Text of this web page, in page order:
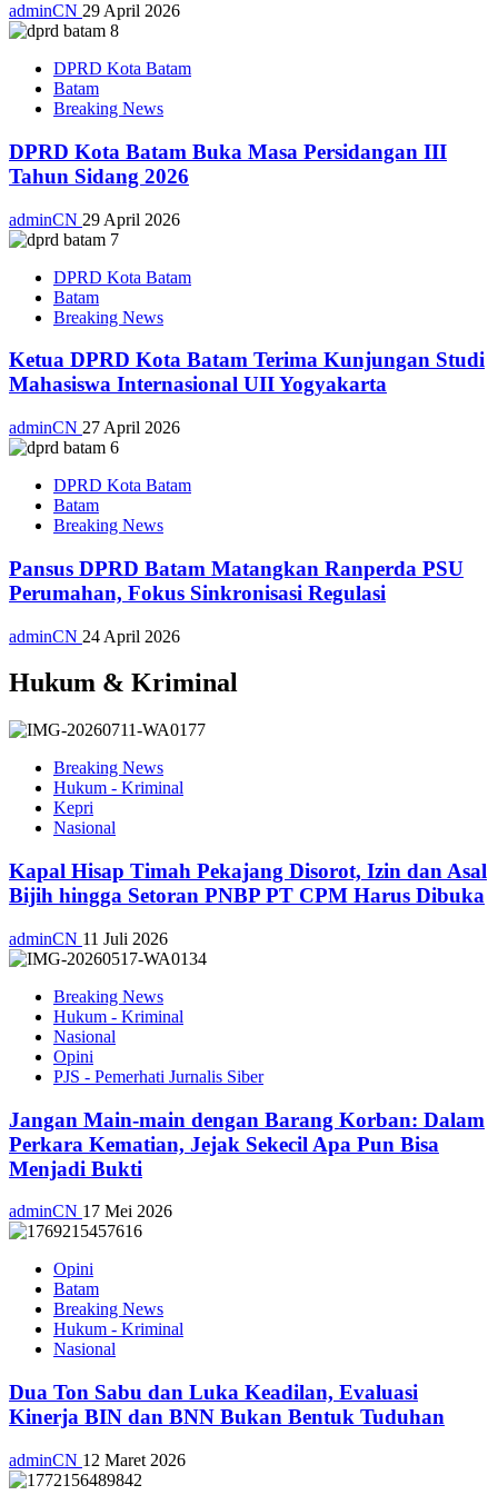
adminCN 29 April 2026
DPRD Kota Batam
Batam
Breaking News
DPRD Kota Batam Buka Masa Persidangan III
Tahun Sidang 2026
adminCN 29 April 2026
DPRD Kota Batam
Batam
Breaking News
Ketua DPRD Kota Batam Terima Kunjungan Studi
Mahasiswa Internasional UII Yogyakarta
adminCN 27 April 2026
DPRD Kota Batam
Batam
Breaking News
Pansus DPRD Batam Matangkan Ranperda PSU
Perumahan, Fokus Sinkronisasi Regulasi
adminCN 24 April 2026
Hukum & Kriminal
Breaking News
Hukum - Kriminal
Kepri
Nasional
Kapal Hisap Timah Pekajang Disorot, Izin dan Asal
Bijih hingga Setoran PNBP PT CPM Harus Dibuka
adminCN 11 Juli 2026
Breaking News
Hukum - Kriminal
Nasional
Opini
PJS - Pemerhati Jurnalis Siber
Jangan Main-main dengan Barang Korban: Dalam
Perkara Kematian, Jejak Sekecil Apa Pun Bisa
Menjadi Bukti
adminCN 17 Mei 2026
Opini
Batam
Breaking News
Hukum - Kriminal
Nasional
Dua Ton Sabu dan Luka Keadilan, Evaluasi
Kinerja BIN dan BNN Bukan Bentuk Tuduhan
adminCN 12 Maret 2026